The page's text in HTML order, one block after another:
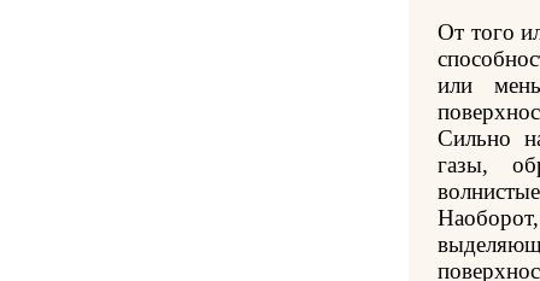
От того
или
Сильно
газы,